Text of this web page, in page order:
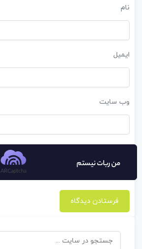
نام
ایمیل
وب‌ سایت
من ربات نیستم
ARCaptcha
جستجو